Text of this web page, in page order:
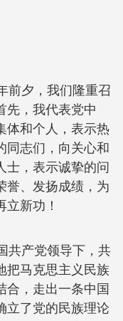
前夕，我们隆重召
先，我代表党中
体和个人，表示热
同志们，向关心和
士，表示诚挚的问
誉、发扬成绩，为
新功！
共产党领导下，共
把马克思主义民族
合，走出一条中国
立了党的民族理论